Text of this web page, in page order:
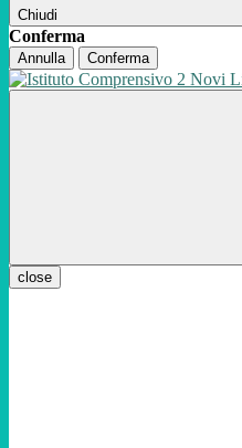
Chiudi
Conferma
Annulla Conferma
close